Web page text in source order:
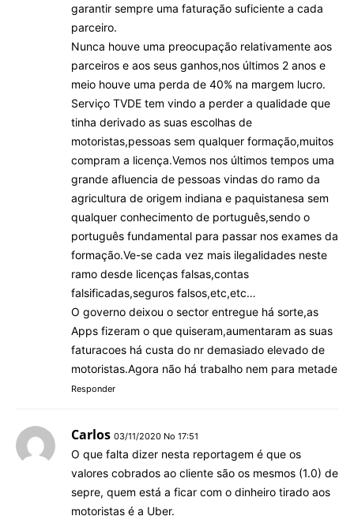
garantir sempre uma faturação suficiente a cada
parceiro.
Nunca houve uma preocupação relativamente aos
parceiros e aos seus ganhos,nos últimos 2 anos e
meio houve uma perda de 40% na margem lucro.
Serviço TVDE tem vindo a perder a qualidade que
tinha derivado as suas escolhas de
motoristas,pessoas sem qualquer formação,muitos
compram a licença.Vemos nos últimos tempos uma
grande afluencia de pessoas vindas do ramo da
agricultura de origem indiana e paquistanesa sem
qualquer conhecimento de português,sendo o
português fundamental para passar nos exames da
formação.Ve-se cada vez mais ilegalidades neste
ramo desde licenças falsas,contas
falsificadas,seguros falsos,etc,etc…
O governo deixou o sector entregue há sorte,as
Apps fizeram o que quiseram,aumentaram as suas
faturacoes há custa do nr demasiado elevado de
motoristas.Agora não há trabalho nem para metade
Responder
Carlos 03/11/2020 No 17:51
O que falta dizer nesta reportagem é que os
valores cobrados ao cliente são os mesmos (1.0) de
sepre, quem está a ficar com o dinheiro tirado aos
motoristas é a Uber.